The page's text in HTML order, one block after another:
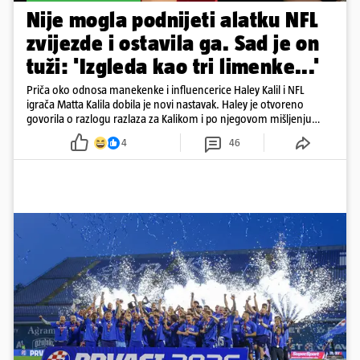
Nije mogla podnijeti alatku NFL
zvijezde i ostavila ga. Sad je on
tuži: 'Izgleda kao tri limenke...'
Priča oko odnosa manekenke i influencerice Haley Kalil i NFL
igrača Matta Kalila dobila je novi nastavak. Haley je otvoreno
govorila o razlogu razlaza za Kalikom i po njegovom mišljenju
prešla granicu dobrog ukusa
4 46